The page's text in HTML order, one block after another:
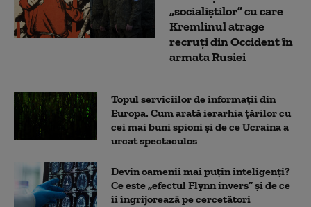
„socialiștilor” cu care
Kremlinul atrage
recruți din Occident în
armata Rusiei
Topul serviciilor de informații din
Europa. Cum arată ierarhia țărilor cu
cei mai buni spioni și de ce Ucraina a
urcat spectaculos
Devin oamenii mai puțin inteligenți?
Ce este „efectul Flynn invers” și de ce
îi îngrijorează pe cercetători